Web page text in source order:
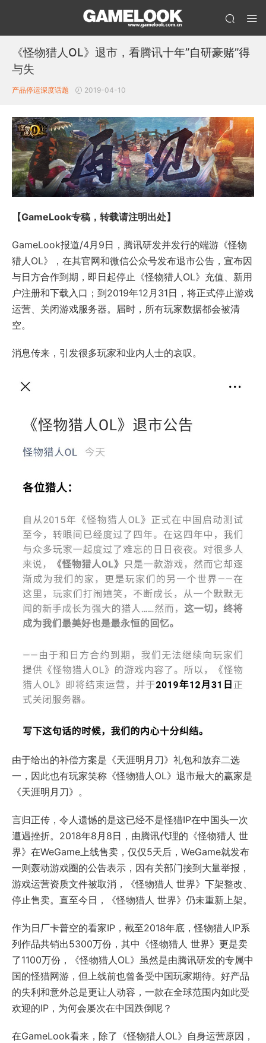
《怪物猎人OL》退市，看腾讯十年”自研豪赌”得
与失
产品停运深度话题 2019-04-10
【GameLook专稿，转载请注明出处】
GameLook报道/4月9日，腾讯研发并发行的端游《怪物
猎人OL》，在其官网和微信公众号发布退市公告，宣布因
与日方合作到期，即日起停止《怪物猎人OL》充值、新用
户注册和下载入口；到2019年12月31日，将正式停止游戏
运营、关闭游戏服务器。届时，所有玩家数据都会被清
空。
消息传来，引发很多玩家和业内人士的哀叹。
由于给出的补偿方案是《天涯明月刀》礼包和放弃二选
一，因此也有玩家笑称《怪物猎人OL》退市最大的赢家是
《天涯明月刀》。
言归正传，令人遗憾的是这已经不是怪猎IP在中国头一次
遭遇挫折。2018年8月8日，由腾讯代理的《怪物猎人 世
界》在WeGame上线售卖，仅仅5天后，WeGame就发布
一则轰动游戏圈的公告表示，因有关部门接到大量举报，
游戏运营资质文件被取消，《怪物猎人 世界》下架整改、
停止售卖。直至今日，《怪物猎人 世界》仍未重新上架。
作为日厂卡普空的看家IP，截至2018年底，怪物猎人IP系
列作品共销出5300万份，其中《怪物猎人 世界》更是卖
了1100万份，《怪物猎人OL》虽然是由腾讯研发的专属中
国的怪猎网游，但上线前也曾备受中国玩家期待。好产品
的失利和意外总是更让人动容，一款在全球范围内如此受
欢迎的IP，为何会屡次在中国跌倒呢？
在GameLook看来，除了《怪物猎人OL》自身运营原因，